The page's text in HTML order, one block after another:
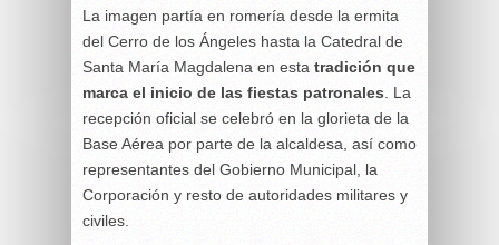
La imagen partía en romería desde la ermita
del Cerro de los Ángeles hasta la Catedral de
Santa María Magdalena en esta tradición que
marca el inicio de las fiestas patronales . La
recepción oficial se celebró en la glorieta de la
Base Aérea por parte de la alcaldesa, así como
representantes del Gobierno Municipal, la
Corporación y resto de autoridades militares y
civiles.